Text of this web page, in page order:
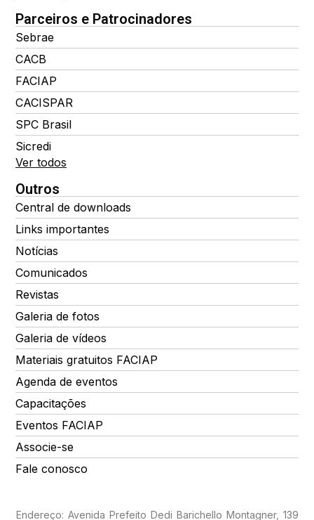
Parceiros e Patrocinadores
Sebrae
CACB
FACIAP
CACISPAR
SPC Brasil
Sicredi
Ver todos
Outros
Central de downloads
Links importantes
Notícias
Comunicados
Revistas
Galeria de fotos
Galeria de vídeos
Materiais gratuitos FACIAP
Agenda de eventos
Capacitações
Eventos FACIAP
Associe-se
Fale conosco
Endereço: Avenida Prefeito Dedi Barichello Montagner, 139